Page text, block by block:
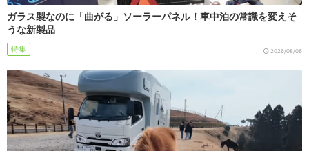
ガラス製なのに「曲がる」ソーラーパネル！車中泊の常識を変えそ
うな新製品
特集 2026/08/06